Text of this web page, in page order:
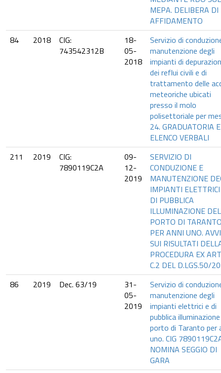
MEPA. DELIBERA DI
AFFIDAMENTO
84
2018
CIG:
743542312B
18-
05-
2018
Servizio di
manutenzione degli
impianti di
dei reflui civili e di
trattamento delle
meteoriche ubicati
presso il molo
polisettoriale per
24. GRADUATORIA
ELENCO VERBALI
211
2019
CIG:
7890119C2A
09-
12-
2019
SERVIZIO DI
CONDUZIONE E
MANUTENZIONE
IMPIANTI
DI PUBBLICA
ILLUMINAZIONE DEL
PORTO DI
PER ANNI UNO.
SUI RISULTATI
PROCEDURA EX
C.2 DEL D.LGS.50/
86
2019 Dec. 63/19
31-
05-
2019
Servizio di
manutenzione degli
impianti elettrici e di
pubblica
porto di Taranto per
uno. CIG
NOMINA SEGGIO DI
GARA